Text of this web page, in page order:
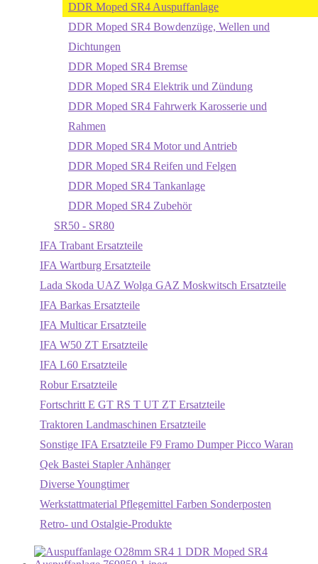
DDR Moped SR4 Auspuffanlage
DDR Moped SR4 Bowdenzüge, Wellen und
Dichtungen
DDR Moped SR4 Bremse
DDR Moped SR4 Elektrik und Zündung
DDR Moped SR4 Fahrwerk Karosserie und
Rahmen
DDR Moped SR4 Motor und Antrieb
DDR Moped SR4 Reifen und Felgen
DDR Moped SR4 Tankanlage
DDR Moped SR4 Zubehör
SR50 - SR80
IFA Trabant Ersatzteile
IFA Wartburg Ersatzteile
Lada Skoda UAZ Wolga GAZ Moskwitsch Ersatzteile
IFA Barkas Ersatzteile
IFA Multicar Ersatzteile
IFA W50 ZT Ersatzteile
IFA L60 Ersatzteile
Robur Ersatzteile
Fortschritt E GT RS T UT ZT Ersatzteile
Traktoren Landmaschinen Ersatzteile
Sonstige IFA Ersatzteile F9 Framo Dumper Picco Waran
Qek Bastei Stapler Anhänger
Diverse Youngtimer
Werkstattmaterial Pflegemittel Farben Sonderposten
Retro- und Ostalgie-Produkte